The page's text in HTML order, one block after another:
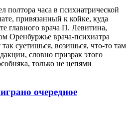
полтора часа в психиатрической
привязанный к койке, куда
главного врача П. Левитина,
Оренбуржье врача-психиатра
суетишься, возишься, что-то там
словно призрак этого
только не цепями
очередное